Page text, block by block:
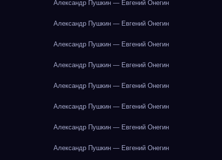
Александр Пушкин — Евгений Онегин
Александр Пушкин — Евгений Онегин
Александр Пушкин — Евгений Онегин
Александр Пушкин — Евгений Онегин
Александр Пушкин — Евгений Онегин
Александр Пушкин — Евгений Онегин
Александр Пушкин — Евгений Онегин
Александр Пушкин — Евгений Онегин